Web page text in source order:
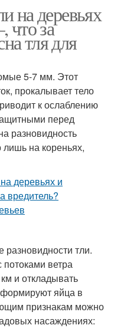
на деревьях
что за
тля для
5-7 мм. Этот
прокалывает тело
к ослаблению
перед
разновидность
на кореньях,
тли.
ветра
и откладывать
яйца в
признакам можно
насаждениях: